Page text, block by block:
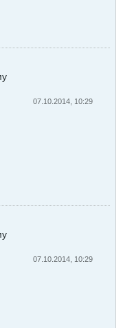
07.10.2014, 10:29
07.10.2014, 10:29